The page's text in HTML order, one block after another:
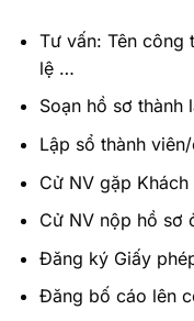
Tư vấn: Tên công
lệ …
Soạn hồ sơ thành
Lập sổ thành
Cử NV gặp
Cử NV nộp hồ sơ
Đăng ký Giấy
Đăng bố cáo lên